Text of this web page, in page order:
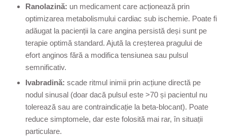
Ranolazină: un medicament care acționează prin
optimizarea metabolismului cardiac sub ischemie. Poate fi
adăugat la pacienții la care angina persistă deși sunt pe
terapie optimă standard. Ajută la creșterea pragului de
efort anginos fără a modifica tensiunea sau pulsul
semnificativ.
Ivabradină: scade ritmul inimii prin acțiune directă pe
nodul sinusal (doar dacă pulsul este >70 și pacientul nu
tolerează sau are contraindicație la beta-blocant). Poate
reduce simptomele, dar este folosită mai rar, în situații
particulare.